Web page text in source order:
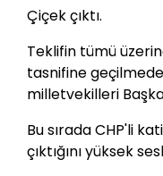
Çiçek çıktı.
Teklifin tümü
tasnifine
milletvekilleri
Bu sırada CHP'li
çıktığını yüksek